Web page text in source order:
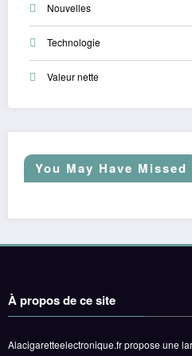
Nouvelles
Technologie
Valeur nette
You May Have Missed
À propos de ce site
Alacigaretteelectronique.fr propose une